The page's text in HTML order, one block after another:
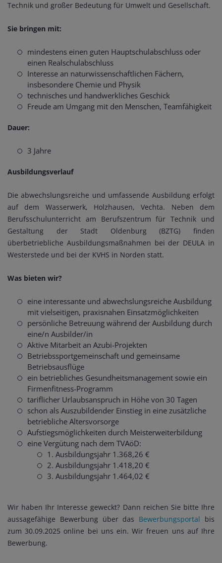
Technik und großer Bedeutung für Umwelt und Gesellschaft.
Sie bringen mit:
mindestens einen guten Hauptschulabschluss oder
einen Realschulabschluss
Interesse an naturwissenschaftlichen Fächern,
insbesondere Chemie und Physik
technisches und handwerkliches Geschick
Freude am Umgang mit den Menschen, Teamfähigkeit
Dauer:
3 Jahre
Ausbildungsverlauf
Die abwechslungsreiche und umfassende Ausbildung erfolgt
auf dem Wasserwerk, Holzhausen, Vechta. Neben dem
Berufsschulunterricht am Berufszentrum für Technik und
Gestaltung der Stadt Oldenburg (BZTG) finden
überbetriebliche Ausbildungsmaßnahmen bei der DEULA in
Westerstede und bei der KVHS in Norden statt.
Was bieten wir?
eine interessante und abwechslungsreiche Ausbildung
mit vielseitigen, praxisnahen Einsatzmöglichkeiten
persönliche Betreuung während der Ausbildung durch
eine/n Ausbilder/in
Aktive Mitarbeit an Azubi-Projekten
Betriebssportgemeinschaft und gemeinsame
Betriebsausflüge
ein betriebliches Gesundheitsmanagement sowie ein
Firmenfitness-Programm
tariflicher Urlaubsanspruch in Höhe von 30 Tagen
schon als Auszubildender Einstieg in eine zusätzliche
betriebliche Altersvorsorge
Aufstiegsmöglichkeiten durch Meisterweiterbildung
eine Vergütung nach dem TVAöD:
1. Ausbildungsjahr 1.368,26 €
2. Ausbildungsjahr 1.418,20 €
3. Ausbildungsjahr 1.464,02 €
Wir haben Ihr Interesse geweckt? Dann reichen Sie bitte Ihre
aussagefähige Bewerbung über das Bewerbungsportal bis
zum 30.09.2025 online bei uns ein. Wir freuen uns auf Ihre
Bewerbung.